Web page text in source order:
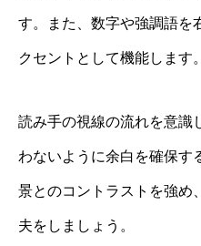
す。また、数字や強調語を
クセントとして機能します。
読み手の視線の流れを意識
わないように余白を確保す
景とのコントラストを強め
夫をしましょう。